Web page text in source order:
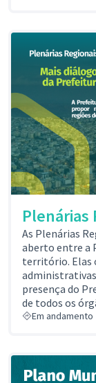
Plenárias
As Plenárias
aberto entre a
território. Elas
presença do
de todos os
Em andamento